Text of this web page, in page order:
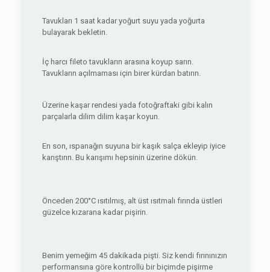
Tavukları 1 saat kadar yoğurt suyu yada yoğurta
bulayarak bekletin.
İç harcı fileto tavukların arasına koyup sarın.
Tavukların açılmaması için birer kürdan batırın.
Üzerine kaşar rendesi yada fotoğraftaki gibi kalın
parçalarla dilim dilim kaşar koyun.
En son, ıspanağın suyuna bir kaşık salça ekleyip iyice
karıştırın. Bu karışımı hepsinin üzerine dökün.
Önceden 200°C ısıtılmış, alt üst ısıtmalı fırında üstleri
güzelce kızarana kadar pişirin.
Benim yemeğim 45 dakikada pişti. Siz kendi fırınınızın
performansına göre kontrollü bir biçimde pişirme